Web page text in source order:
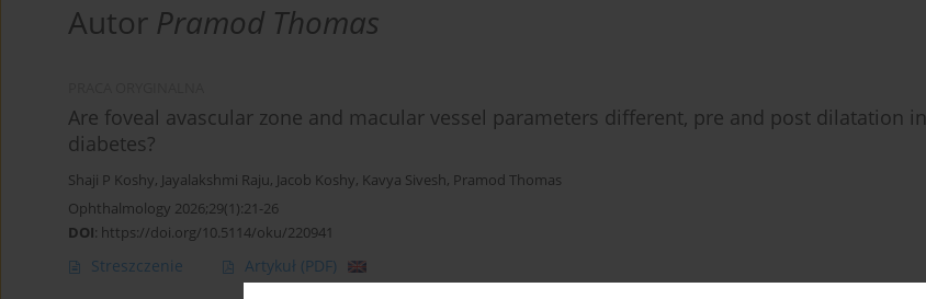
Autor Pramod Thomas
Are foveal avascular zone and macular vessel parameters different, pre and post dilatation in
diabetes?
Shaji P Koshy, Jayalakshmi Raju, Jacob Koshy, Kavya Sivesh, Pramod Thomas
Ophthalmology 2026;29(1):21-26
DOI: https://doi.org/10.5114/oku/220941
Streszczenie Artykuł (PDF)